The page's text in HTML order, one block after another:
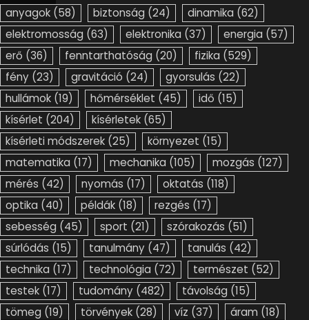
anyagok (58) biztonság (24) dinamika (62)
elektromosság (63) elektronika (37) energia (57)
erő (36) fenntarthatóság (20) fizika (529)
fény (23) gravitáció (24) gyorsulás (22)
hullámok (19) hőmérséklet (45) idő (15)
kísérlet (204) kísérletek (65)
kísérleti módszerek (25) környezet (15)
matematika (17) mechanika (105) mozgás (127)
mérés (42) nyomás (17) oktatás (118)
optika (40) példák (18) rezgés (17)
sebesség (45) sport (21) szórakozás (51)
súrlódás (15) tanulmány (47) tanulás (42)
technika (17) technológia (72) természet (52)
testek (17) tudomány (482) távolság (15)
tömeg (19) törvények (28) víz (37) áram (18)